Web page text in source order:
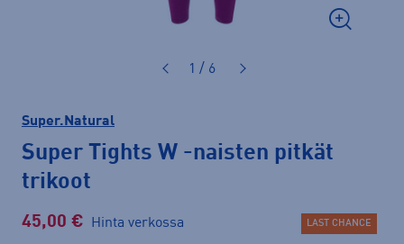
1 / 6
Super.Natural
Super Tights W -naisten pitkät
trikoot
45,00 € Hinta verkossa LAST CHANCE